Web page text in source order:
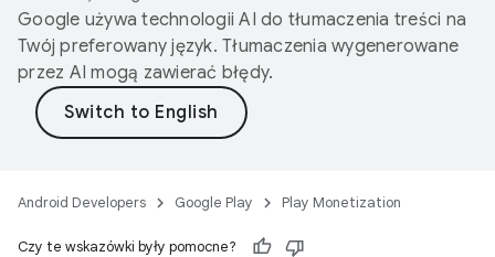
Google używa technologii AI do tłumaczenia treści na
Twój preferowany język. Tłumaczenia wygenerowane
przez AI mogą zawierać błędy.
Android Developers Google Play Play Monetization
Czy te wskazówki były pomocne?